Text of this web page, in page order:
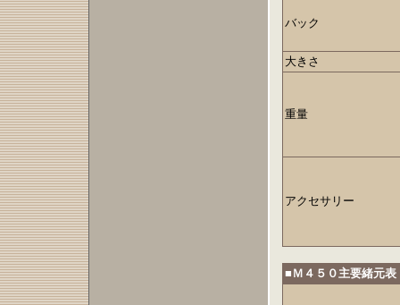
バック
大きさ
重量
アクセサリー
■Ｍ４５０主要緒元表